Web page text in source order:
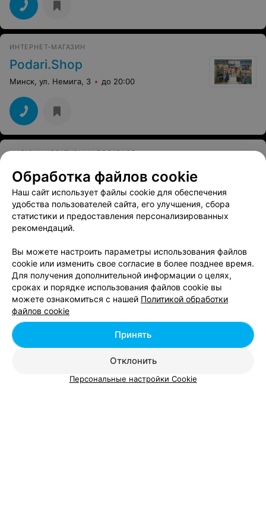
ИНТЕРНЕТ-МАГАЗИН
Podari.Shop
Минск, ул. Немига, 3 до 20:00
МАГАЗИН КРЕАТИВНЫХ ПОДАРКОВ
Эфи
Минск, ул. Немига, 3 до 21:00
МАГАЗИН ПОДАРКОВ
Минск, ул. Немига, 3 до 20:00
МАГАЗИН НАТУРАЛЬНОЙ КОСМЕТИКИ
Natural Beauty
Минск, ул. Немига, 3 до 21:00
Обработка файлов cookie
Наш сайт использует файлы cookie для обеспечения
удобства пользователей сайта, его улучшения, сбора
статистики и предоставления персонализированных
рекомендаций.
Вы можете настроить параметры использования файлов
cookie или изменить свое согласие в более позднее время.
Для получения дополнительной информации о целях,
сроках и порядке использования файлов cookie вы
можете ознакомиться с нашей Политикой обработки
файлов cookie
Отклонить
Принять
Персональные настройки Cookie